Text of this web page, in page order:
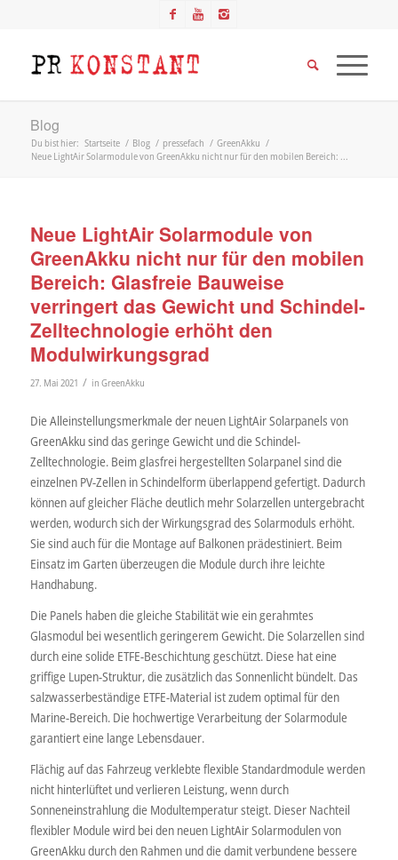
Blog
Du bist hier: Startseite / Blog / pressefach / GreenAkku /
Neue LightAir Solarmodule von GreenAkku nicht nur für den mobilen Bereich: ...
Neue LightAir Solarmodule von
GreenAkku nicht nur für den mobilen
Bereich: Glasfreie Bauweise
verringert das Gewicht und Schindel-
Zelltechnologie erhöht den
Modulwirkungsgrad
27. Mai 2021 / in GreenAkku
Die Alleinstellungsmerkmale der neuen LightAir Solarpanels von
GreenAkku sind das geringe Gewicht und die Schindel-
Zelltechnologie. Beim glasfrei hergestellten Solarpanel sind die
einzelnen PV-Zellen in Schindelform überlappend gefertigt. Dadurch
können auf gleicher Fläche deutlich mehr Solarzellen untergebracht
werden, wodurch sich der Wirkungsgrad des Solarmoduls erhöht.
Sie sind auch für die Montage auf Balkonen prädestiniert. Beim
Einsatz im Garten überzeugen die Module durch ihre leichte
Handhabung.
Die Panels haben die gleiche Stabilität wie ein gerahmtes
Glasmodul bei wesentlich geringerem Gewicht. Die Solarzellen sind
durch eine solide ETFE-Beschichtung geschützt. Diese hat eine
griffige Lupen-Struktur, die zusätzlich das Sonnenlicht bündelt. Das
salzwasserbeständige ETFE-Material ist zudem optimal für den
Marine-Bereich. Die hochwertige Verarbeitung der Solarmodule
garantiert eine lange Lebensdauer.
Flächig auf das Fahrzeug verklebte flexible Standardmodule werden
nicht hinterlüftet und verlieren Leistung, wenn durch
Sonneneinstrahlung die Modultemperatur steigt. Dieser Nachteil
flexibler Module wird bei den neuen LightAir Solarmodulen von
GreenAkku durch den Rahmen und die damit verbundene bessere